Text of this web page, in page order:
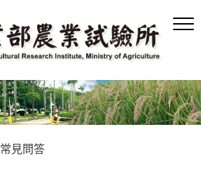
常見問答